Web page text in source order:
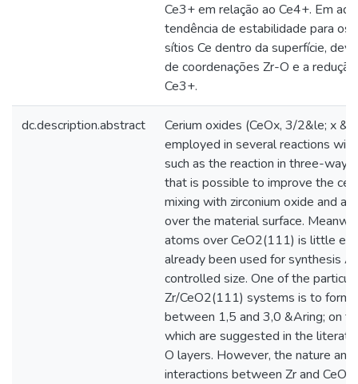
Ce3+ em relação ao Ce4+. Em
tendência de estabilidade para os
sítios Ce dentro da superfície,
de coordenações Zr-O e a
Ce3+.
dc.description.abstract
Cerium oxides (CeOx, 3/2&le; x
employed in several reactions
such as the reaction in three-
that is possible to improve the
mixing with zirconium oxide and
over the material surface.
atoms over CeO2(111) is little
already been used for synthesis
controlled size. One of the
Zr/CeO2(111) systems is to form
between 1,5 and 3,0 &Aring; on
which are suggested in the
O layers. However, the nature
interactions between Zr and